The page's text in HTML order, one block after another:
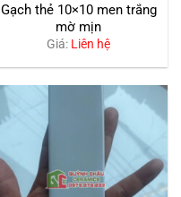
Gạch thẻ 10×10 men trắng
mờ mịn
Giá: Liên hệ